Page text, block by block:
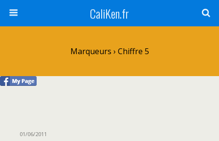
CaliKen.fr
Marqueurs › Chiffre 5
01/06/2011